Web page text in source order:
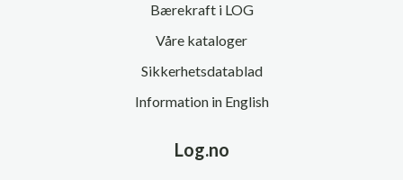
Bærekraft i LOG
Våre kataloger
Sikkerhetsdatablad
Information in English
Log.no